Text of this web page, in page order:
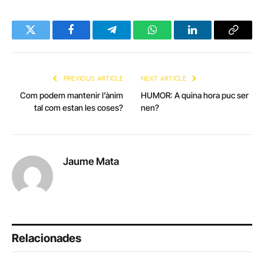
Twitter FacebookTelegramWhatsAppLinkedInCopy
PREVIOUS ARTICLE
Com podem mantenir l’ànim
tal com estan les coses?
NEXT ARTICLE
HUMOR: A quina hora puc ser
nen?
Jaume Mata
Relacionades